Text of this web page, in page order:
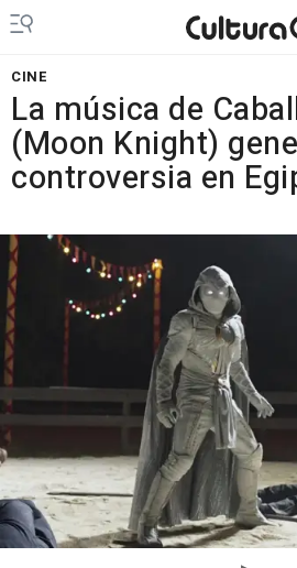
CINE
La música de
(Moon Knight)
controversia en